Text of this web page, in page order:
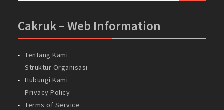
Cakruk – Web Information
Tentang Kami
Struktur Organisasi
Hubungi Kami
Privacy Policy
Terms of Service